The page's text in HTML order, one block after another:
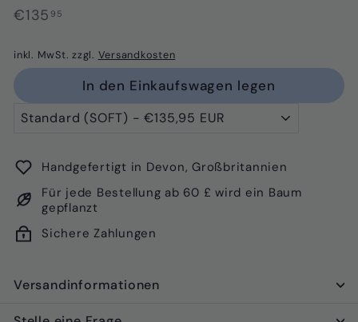
Normaler
€135 95
inkl. MwSt. zzgl. Versandkosten
In den Einkaufswagen legen
Handgefertigt in Devon, Großbritannien
Für jede Bestellung ab 60 £ wird ein Baum
gepflanzt
Sichere Zahlungen
Versandinformationen